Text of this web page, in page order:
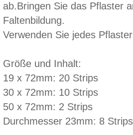
ab.Bringen Sie das Pflaster
Faltenbildung.
Verwenden Sie jedes
Größe und Inhalt:
19 x 72mm: 20 Strips
30 x 72mm: 10 Strips
50 x 72mm: 2 Strips
Durchmesser 23mm: 8 Strips